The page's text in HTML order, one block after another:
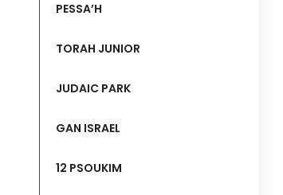
PESSA’H
TORAH JUNIOR
JUDAIC PARK
GAN ISRAEL
12 PSOUKIM